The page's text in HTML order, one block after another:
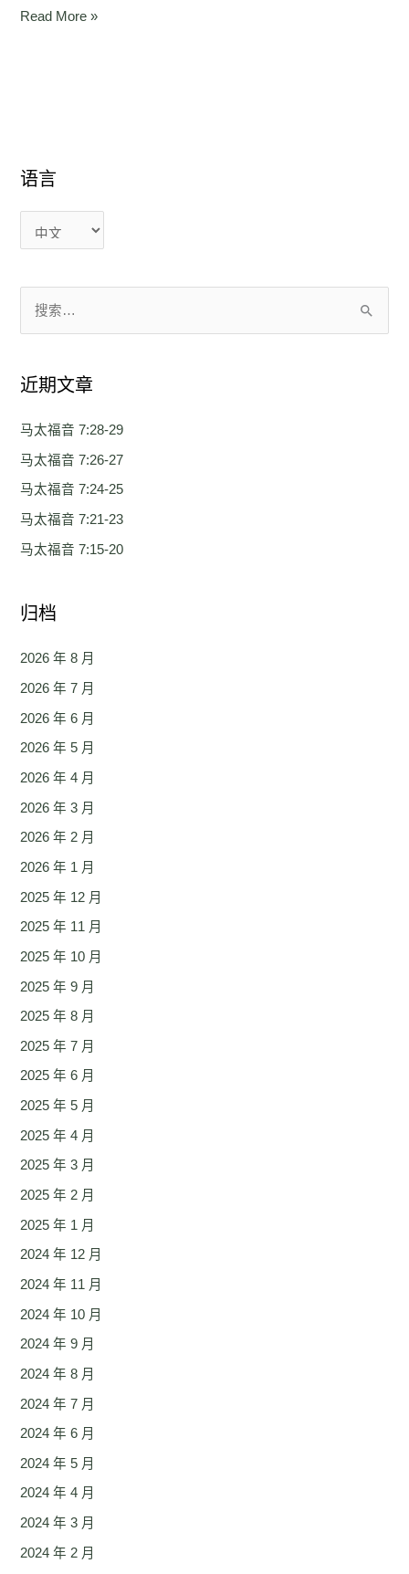
14
Read More »
语言
语
近期文章
马太福音 7:28-29
马太福音 7:26-27
马太福音 7:24-25
马太福音 7:21-23
马太福音 7:15-20
归档
2026 年 8 月
2026 年 7 月
2026 年 6 月
2026 年 5 月
2026 年 4 月
2026 年 3 月
2026 年 2 月
2026 年 1 月
2025 年 12 月
2025 年 11 月
2025 年 10 月
2025 年 9 月
2025 年 8 月
2025 年 7 月
2025 年 6 月
2025 年 5 月
2025 年 4 月
2025 年 3 月
2025 年 2 月
2025 年 1 月
2024 年 12 月
2024 年 11 月
2024 年 10 月
2024 年 9 月
2024 年 8 月
2024 年 7 月
2024 年 6 月
2024 年 5 月
2024 年 4 月
2024 年 3 月
2024 年 2 月
语